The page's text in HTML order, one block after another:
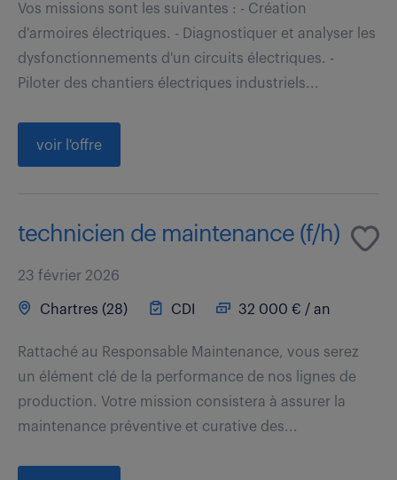
Vos missions sont les suivantes : - Création
d'armoires électriques. - Diagnostiquer et analyser les
dysfonctionnements d'un circuits électriques. -
Piloter des chantiers électriques industriels...
voir l'offre
technicien de maintenance (f/h)
23 février 2026
Chartres (28) CDI 32 000 € / an
Rattaché au Responsable Maintenance, vous serez
un élément clé de la performance de nos lignes de
production. Votre mission consistera à assurer la
maintenance préventive et curative des...